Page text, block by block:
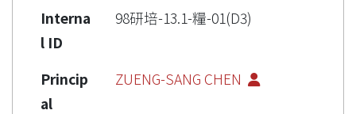
Interna
l ID
98研培-13.1-糧-01(D3)
Princip
al
ZUENG-SANG CHEN